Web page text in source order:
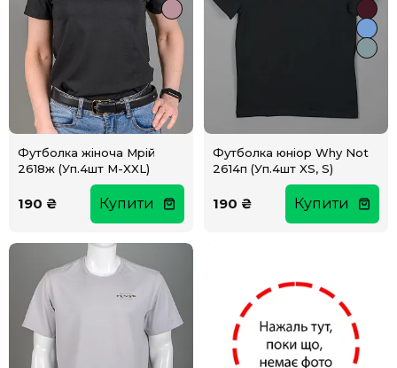
Футболка жіноча Мрій
2618ж (Уп.4шт M-XXL)
190 ₴ Купити
Футболка юніор Why Not
2614п (Уп.4шт XS, S)
190 ₴ Купити